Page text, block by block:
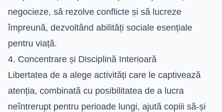
negocieze, să rezolve conflicte și să lucreze
împreună, dezvoltând abilități sociale esențiale
pentru viață.
4. Concentrare și Disciplină Interioară
Libertatea de a alege activități care le captivează
atenția, combinată cu posibilitatea de a lucra
neîntrerupt pentru perioade lungi, ajută copiii să-și